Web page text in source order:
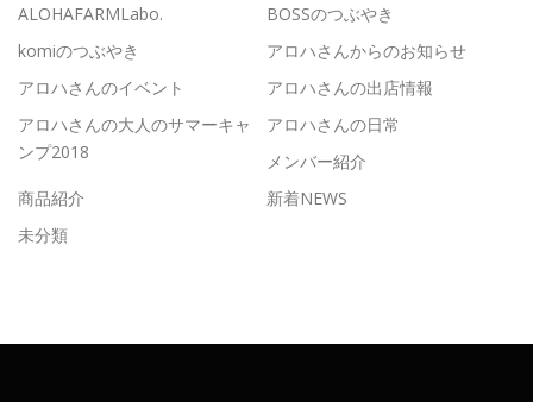
ALOHAFARMLabo.
BOSSのつぶやき
komiのつぶやき
アロハさんからのお知らせ
アロハさんのイベント
アロハさんの出店情報
アロハさんの大人のサマーキャ
ンプ2018
アロハさんの日常
メンバー紹介
商品紹介
新着NEWS
未分類